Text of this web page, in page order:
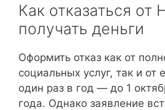
Как отказаться от
получать деньги
Оформить отказ как от
социальных услуг, так и от
один раз в год — до 1
года. Однако заявление